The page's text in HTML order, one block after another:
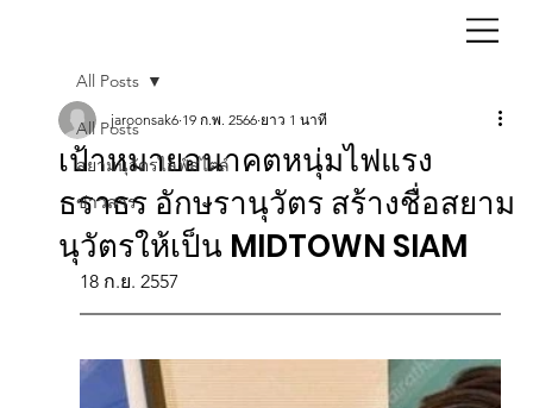
All Posts
สยามนุวัตรไลฟ์สไตล์
ข่าวสาร
All Posts
เป้าหมายอนาคตหนุ่มไฟแรง
ธราธร อักษรานุวัตร สร้างชื่อสยาม
นุวัตรให้เป็น MIDTOWN SIAM
jaroonsak6 19 ก.พ. 2566 ยาว 1 นาที
18 ก.ย. 2557